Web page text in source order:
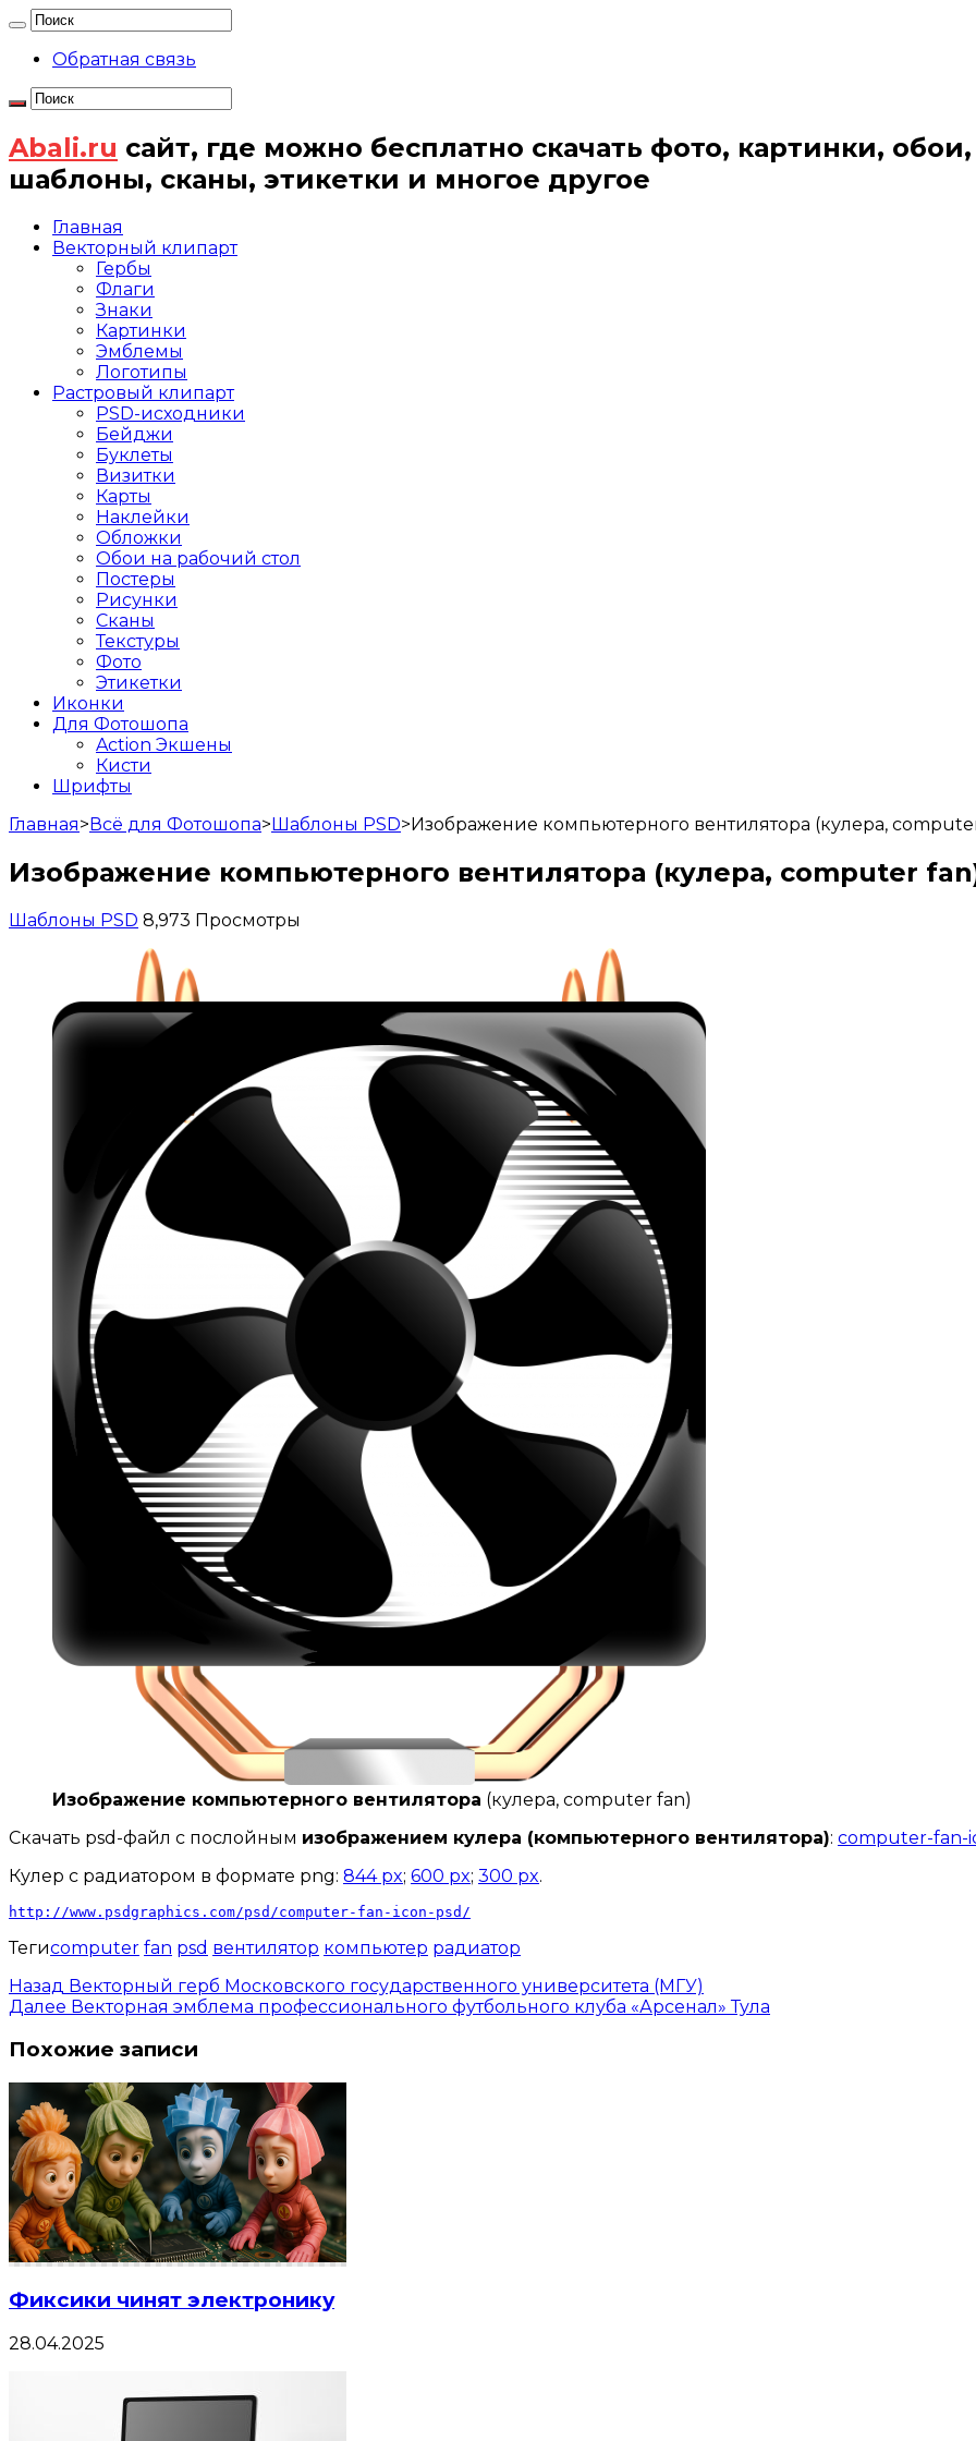
Обратная связь
Abali.ru сайт, где можно бесплатно скачать фото, картинки,
шаблоны, сканы, этикетки и многое другое
Главная
Векторный клипарт
Гербы
Флаги
Знаки
Картинки
Эмблемы
Логотипы
Растровый клипарт
PSD-исходники
Бейджи
Буклеты
Визитки
Карты
Наклейки
Обложки
Обои на рабочий стол
Постеры
Рисунки
Сканы
Текстуры
Фото
Этикетки
Иконки
Для Фотошопа
Action Экшены
Кисти
Шрифты
Главная>Всё для Фотошопа>Шаблоны PSD>Изображение компьютерного вентилятора (кулера,
Изображение компьютерного вентилятора (кулера, computer
Шаблоны PSD 8,973 Просмотры
Изображение компьютерного вентилятора (кулера, computer fan)
Скачать psd-файл с послойным изображением кулера (компьютерного вентилятора): computer-fan-
Кулер с радиатором в формате png: 844 px; 600 px; 300 px.
http://www.psdgraphics.com/psd/computer-fan-icon-psd/
Тегиcomputer fan psd вентилятор компьютер радиатор
Назад Векторный герб Московского государственного университета (МГУ)
Далее Векторная эмблема профессионального футбольного клуба «Арсенал» Тула
Похожие записи
Фиксики чинят электронику
28.04.2025